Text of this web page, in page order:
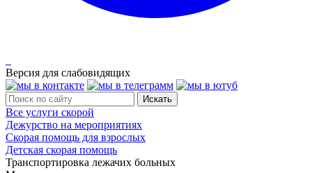
Версия для слабовидящих
Все услуги скорой
Дежурство на мероприятиях
Скорая помощь для взрослых
Детская скорая помощь
Транспортировка лежачих больных